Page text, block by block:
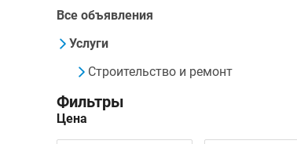
Все объявления
Услуги
Строительство и ремонт
Фильтры
Цена